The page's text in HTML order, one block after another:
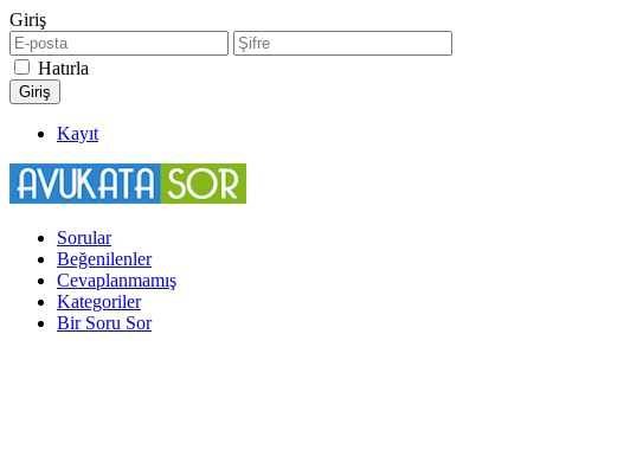
Giriş
Hatırla
Kayıt
Sorular
Beğenilenler
Cevaplanmamış
Kategoriler
Bir Soru Sor